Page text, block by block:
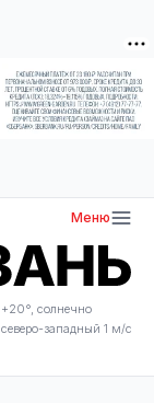
Меню
+20°, солнечно
северо-западный 1 м/с